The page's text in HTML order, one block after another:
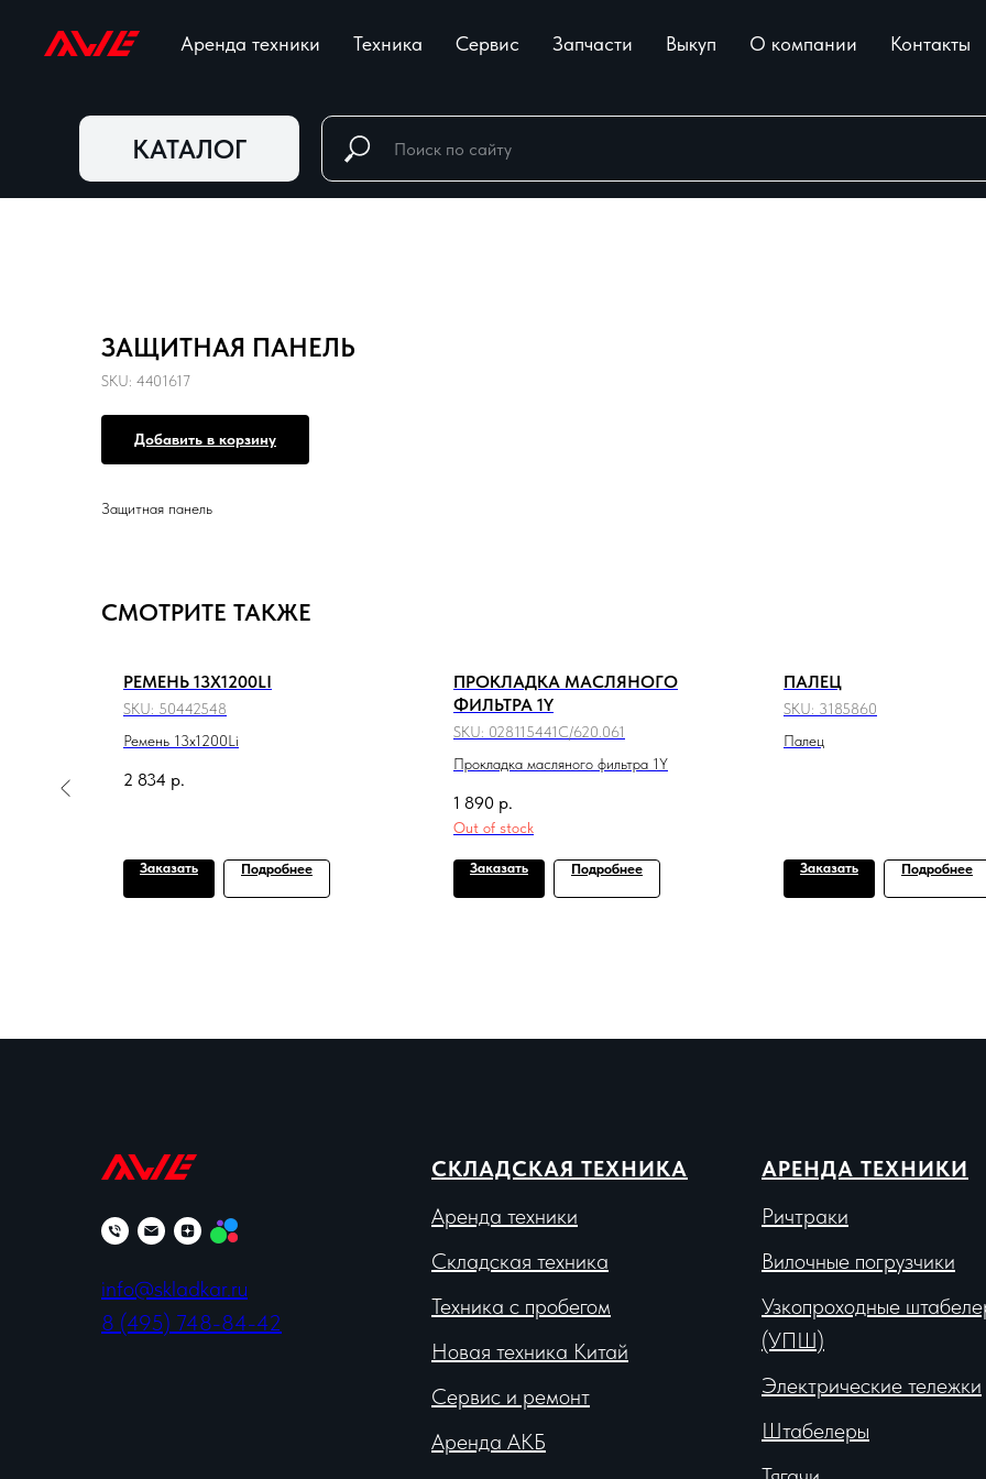
Аренда техники Техника Сервис Запчасти Выкуп О компании Контакты
КАТАЛОГ
ЗАЩИТНАЯ ПАНЕЛЬ
SKU: 4401617
Добавить в корзину
Защитная панель
СМОТРИТЕ ТАКЖЕ
РЕМЕНЬ 13X1200LI
SKU: 50442548
Ремень 13x1200Li
2 834 р.
Заказать Подробнее
ПРОКЛАДКА МАСЛЯНОГО
ФИЛЬТРА 1Y
SKU: 028115441C/620.061
Прокладка масляного фильтра 1Y
1 890 р.
Out of stock
Заказать Подробнее
ПАЛЕЦ
SKU: 3185860
Палец
Заказать Подробнее
info@skladkar.ru
8 (495) 748-84-42
СКЛАДСКАЯ ТЕХНИКА
Аренда техники
Складская техника
Техника с пробегом
Новая техника Китай
Сервис и ремонт
Аренда АКБ
АРЕНДА ТЕХНИКИ
Ричтраки
Вилочные погрузчики
Узкопроходные
(УПШ)
Электрические тележки
Штабелеры